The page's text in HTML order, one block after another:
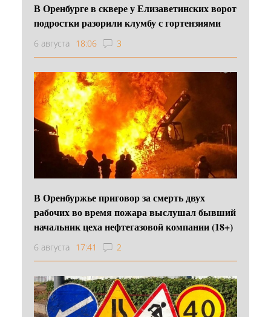
В Оренбурге в сквере у Елизаветинских ворот
подростки разорили клумбу с гортензиями
6 августа 18:06 3
В Оренбуржье приговор за смерть двух
рабочих во время пожара выслушал бывший
начальник цеха нефтегазовой компании (18+)
6 августа 17:41 2